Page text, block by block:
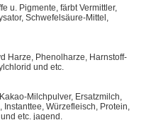
u. Pigmente, färbt Vermittler,
Schwefelsäure-Mittel,
Harze, Phenolharze, Harnstoff-
und etc.
Milchpulver, Ersatzmilch,
Instanttee, Würzefleisch, Protein,
etc. jagend.